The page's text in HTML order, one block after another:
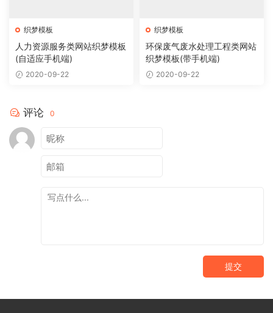
织梦模板
人力资源服务类网站织梦模板
(自适应手机端)
2020-09-22
织梦模板
环保废气废水处理工程类网站
织梦模板(带手机端)
2020-09-22
评论 0
提交